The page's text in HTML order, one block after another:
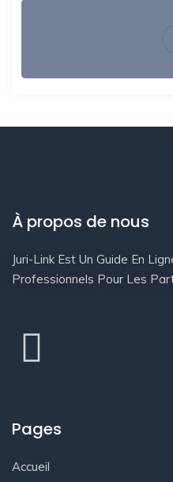
À propos de nous
Juri-Link Est Un Guide En
Professionnels Pour Les
Pages
Accueil